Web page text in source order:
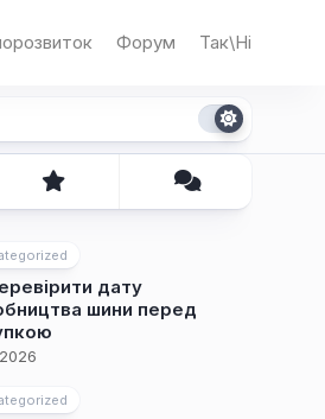
Форум Так\Ні
дату
шини перед